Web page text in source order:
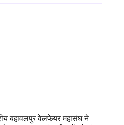
बहावलपुर वेलफेयर महासंघ ने